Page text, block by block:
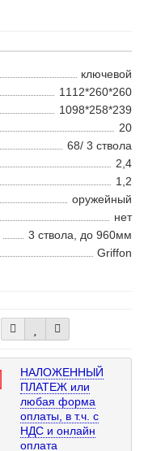
ключевой
1112*260*260
1098*258*239
20
68/ 3 ствола
2,4
1,2
оружейный
нет
3 ствола, до 960мм
Griffon
НАЛОЖЕННЫЙ
ПЛАТЕЖ или
любая форма
оплаты, в т.ч. с
НДС и онлайн
оплата